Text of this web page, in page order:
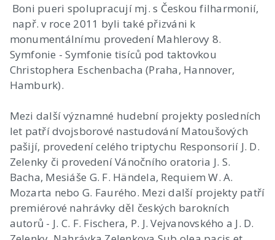
Boni pueri spolupracují mj. s Českou filharmonií,
např. v roce 2011 byli také přizváni k
monumentálnímu provedení Mahlerovy 8.
Symfonie - Symfonie tisíců pod taktovkou
Christophera Eschenbacha (Praha, Hannover,
Hamburk).
Mezi další významné hudební projekty posledních
let patří dvojsborové nastudování Matoušových
pašijí, provedení celého triptychu Responsorií J. D.
Zelenky či provedení Vánočního oratoria J. S.
Bacha, Mesiáše G. F. Händela, Requiem W. A.
Mozarta nebo G. Faurého. Mezi další projekty patří
premiérové nahrávky děl českých barokních
autorů - J. C. F. Fischera, P. J. Vejvanovského a J. D.